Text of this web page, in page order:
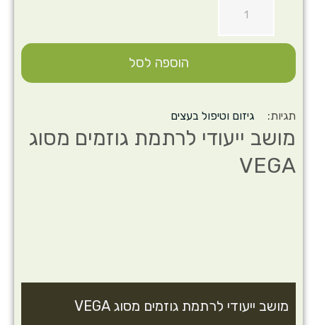
מושב ייעודי לרתמת גוזמים מסוג
VEGA
מושב ייעודי לרתמת גוזמים מסוג VEGA
הוספה לסל
תגיות: גיזום וטיפול בעצים